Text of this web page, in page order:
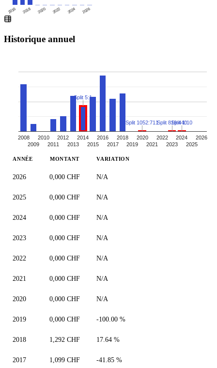
2016 2018 2020 2022 2024 2026
Historique annuel
2008
2009
2010
2011
2012
2013
2014
2015
2016
2017
2018
2019
2020
2021
2022
2023
2024
2025
2026
Split 5:1
Split 1052:711Split 819:440
Split 1:10
ANNÉE MONTANT VARIATION
2026 0,000 CHF N/A
2025 0,000 CHF N/A
2024 0,000 CHF N/A
2023 0,000 CHF N/A
2022 0,000 CHF N/A
2021 0,000 CHF N/A
2020 0,000 CHF N/A
2019 0,000 CHF -100.00 %
2018 1,292 CHF 17.64 %
2017 1,099 CHF -41.85 %